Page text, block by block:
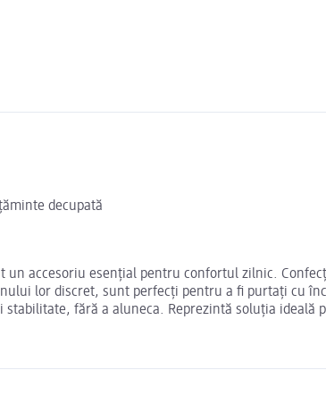
decupată
un accesoriu esențial pentru confortul zilnic.
lor discret, sunt perfecți pentru a fi purtați cu
fără a aluneca. Reprezintă soluția ideală